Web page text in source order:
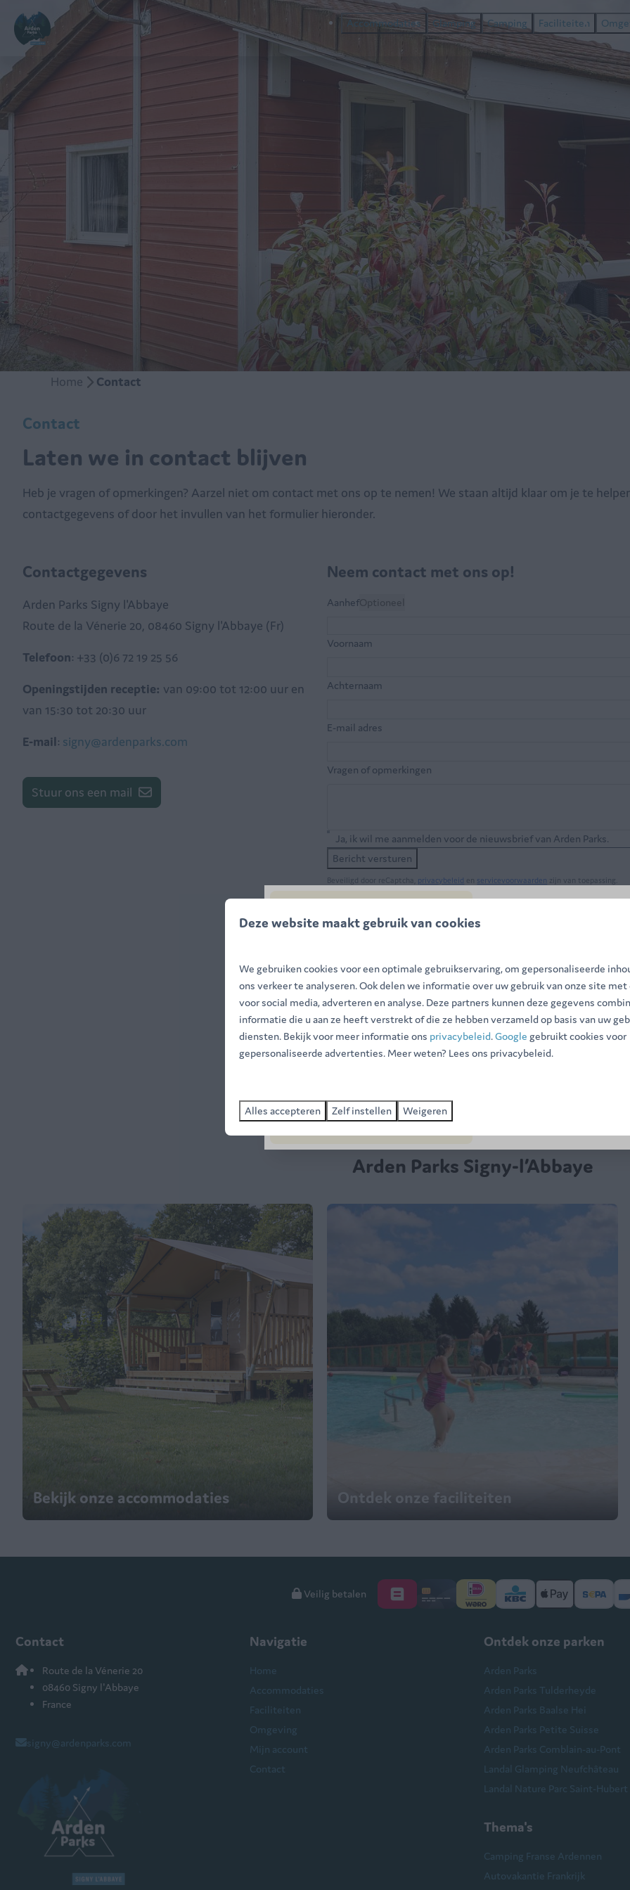
Accommodaties Glamping Camping Faciliteiten
Home Contact
Contact
Laten we in contact blijven
Heb je vragen of opmerkingen? Aarzel niet om contact met ons op te nemen! We staan altijd klaar om je te
contactgegevens of door het invullen van het formulier hieronder.
Contactgegevens
Arden Parks Signy l'Abbaye
Route de la Vénerie 20, 08460 Signy l'Abbaye (Fr)
Telefoon: +33 (0)6 72 19 25 56
Openingstijden receptie: van 09:00 tot 12:00 uur en
van 15:30 tot 20:30 uur
E-mail: signy@ardenparks.com
Stuur ons een mail
Neem contact met ons op!
AanhefOptioneel
Voornaam
Achternaam
E-mail adres
Vragen of opmerkingen
Ja, ik wil me aanmelden voor de nieuwsbrief van Arden Parks.
Bericht versturen
Beveiligd door reCaptcha, privacybeleid en servicevoorwaarden zijn van toepassing.
Ontdek
Arden Parks Signy-l’Abbaye
Bekijk onze accommodaties Ontdek onze faciliteiten
Veilig betalen
Contact
Route de la Vénerie 20
08460 Signy l'Abbaye
France
signy@ardenparks.com
Navigatie
Home
Accommodaties
Faciliteiten
Omgeving
Mijn account
Contact
Ontdek onze parken
Arden Parks
Arden Parks Tulderheyde
Arden Parks Baalse Hei
Arden Parks Petite Suisse
Arden Parks Comblain-au-Pont
Landal Glamping Neufchâteau
Landal Nature Parc Saint-Hubert
Thema's
Camping Franse Ardennen
Autovakantie Frankrijk
De zomer is nog niet voorbij!
eraantussen 15 augustus en 30
septemberen profiteer van
exclusieve kortingentot wel -
Deze website maakt gebruik van cookies
We gebruiken cookies voor een optimale gebruikservaring, om gepersonaliseerde
ons verkeer te analyseren. Ook delen we informatie over uw gebruik van onze site
voor social media, adverteren en analyse. Deze partners kunnen deze gegevens
informatie die u aan ze heeft verstrekt of die ze hebben verzameld op basis van uw
diensten. Bekijk voor meer informatie ons privacybeleid.Google gebruikt cookies voor
gepersonaliseerde advertenties. Meer weten? Lees ons privacybeleid.
Alles accepteren Zelf instellen Weigeren